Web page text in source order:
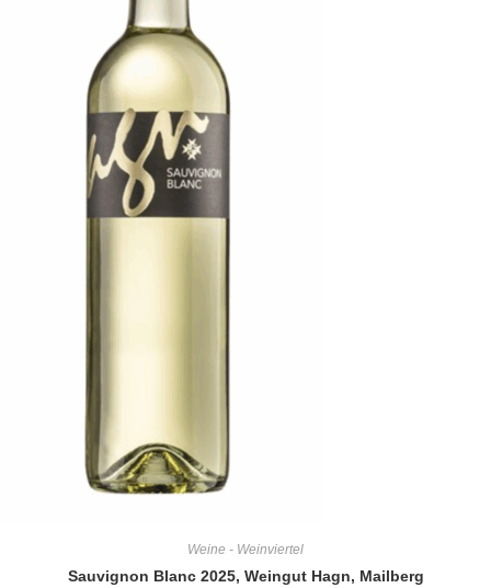
Weine - Weinviertel
Sauvignon Blanc 2025, Weingut Hagn, Mailberg